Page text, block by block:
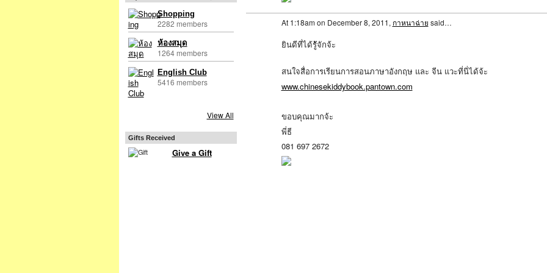
Shopping
2282 members
ห้องสมุด
1264 members
English Club
5416 members
View All
Gifts Received
Give a Gift
At 1:18am on December 8, 2011, กาหนาฉ่าย said…
ยินดีที่ได้รู้ัจักจ้ะ
สนใจสื่อการเรียนการสอนภาษาอังกฤษ และ จีน แวะที่นี่ได้จ้ะ
www.chinesekiddybook.pantown.com
ขอบคุณมากจ้ะ
พี่ธี
081 697 2672